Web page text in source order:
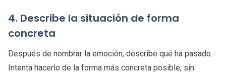
4. Describe la situación de forma
concreta
Después de nombrar la emoción, describe qué ha pasado.
Intenta hacerlo de la forma más concreta posible, sin